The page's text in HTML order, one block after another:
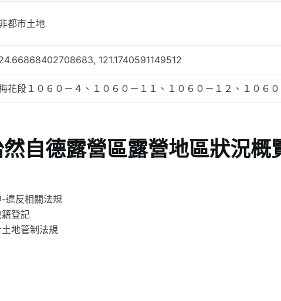
都市土地
121.1740591149512
花段１０６０－４、１０６０－１１、１０６０－１２、１０６
自德露營區露營地區狀況概
違反相關法規
登記
地管制法規